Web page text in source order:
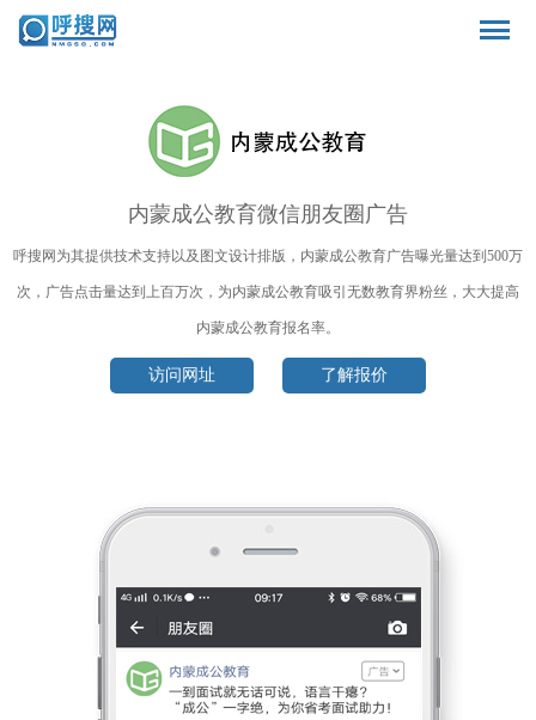
内蒙成公教育微信朋友圈广告
呼搜网为其提供技术支持以及图文设计排版，内蒙成公教育广告曝光量达到500万
次，广告点击量达到上百万次，为内蒙成公教育吸引无数教育界粉丝，大大提高
内蒙成公教育报名率。
访问网址 了解报价